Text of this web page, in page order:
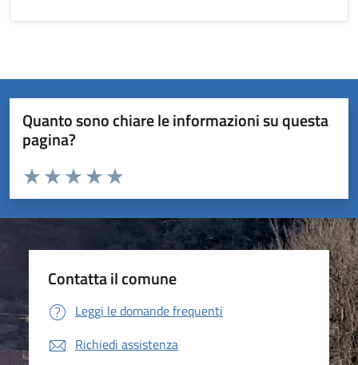
Quanto sono chiare le informazioni su questa
pagina?
Valuta da 1 a 5 stelle la pagina
Valuta 5 stelle su 5
Valuta 4 stelle su 5
Valuta 3 stelle su 5
Valuta 2 stelle su 5
Valuta 1 stelle su 5
Contatta il comune
Leggi le domande frequenti
Richiedi assistenza